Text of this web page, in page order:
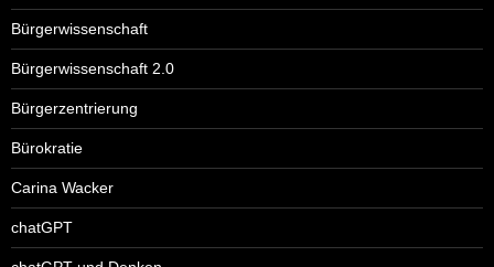
Bürgerwissenschaft
Bürgerwissenschaft 2.0
Bürgerzentrierung
Bürokratie
Carina Wacker
chatGPT